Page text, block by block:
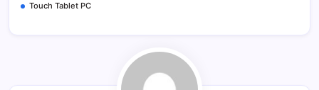
Touch Tablet PC